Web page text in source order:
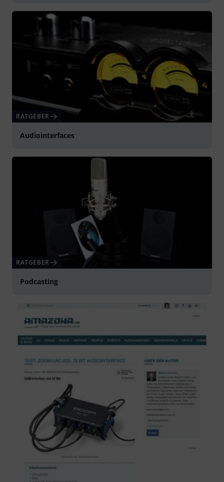
RATGEBER
Audiointerfaces
RATGEBER
Podcasting